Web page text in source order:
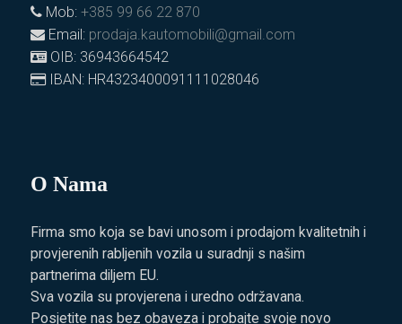
Mob: +385 99 66 22 870
Email: prodaja.kautomobili@gmail.com
OIB: 36943664542
IBAN: HR4323400091111028046
O Nama
Firma smo koja se bavi unosom i prodajom kvalitetnih i
provjerenih rabljenih vozila u suradnji s našim
partnerima diljem EU.
Sva vozila su provjerena i uredno održavana.
Posjetite nas bez obaveza i probajte svoje novo